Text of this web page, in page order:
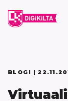
sisältöön
BLOGI |